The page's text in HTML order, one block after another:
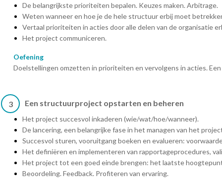
De belangrijkste prioriteiten bepalen. Keuzes maken. Arbitrage.
Weten wanneer en hoe je de hele structuur erbij moet
Vertaal prioriteiten in acties door alle delen van de organisatie
Het project communiceren.
Oefening
Doelstellingen omzetten in prioriteiten en vervolgens in acties.
3 Een structuurproject opstarten en beheren
Het project succesvol inkaderen (wie/wat/hoe/wanneer).
De lancering, een belangrijke fase in het managen van het
Succesvol sturen, vooruitgang boeken en evalueren:
Het definiëren en implementeren van rapportageprocedures,
Het project tot een goed einde brengen: het laatste
Beoordeling. Feedback. Profiteren van ervaring.